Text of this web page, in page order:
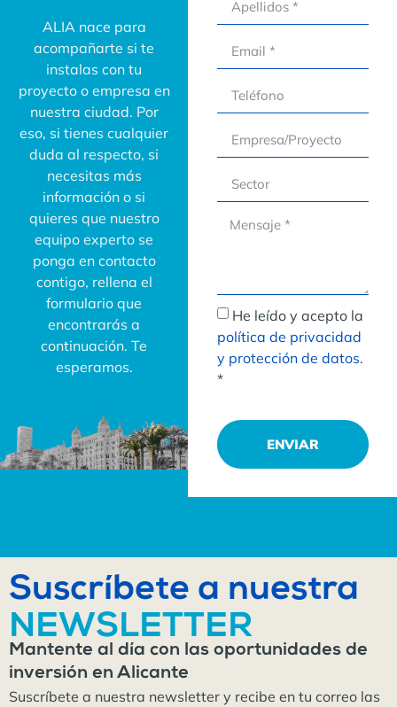
ALIA nace para
acompañarte si te
instalas con tu
proyecto o empresa en
nuestra ciudad. Por
eso, si tienes cualquier
duda al respecto, si
necesitas más
información o si
quieres que nuestro
equipo experto se
ponga en contacto
contigo, rellena el
formulario que
encontrarás a
continuación. Te
esperamos.
He leído y acepto la
política de privacidad
y protección de datos.
*
ENVIAR
Suscríbete a nuestra
NEWSLETTER
Mantente al día con las oportunidades de
inversión en Alicante
Suscríbete a nuestra newsletter y recibe en tu correo las